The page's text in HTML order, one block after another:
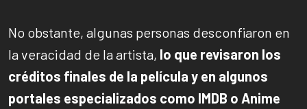
No obstante, algunas personas desconfiaron en
la veracidad de la artista, lo que revisaron los
créditos finales de la película y en algunos
portales especializados como IMDB o Anime